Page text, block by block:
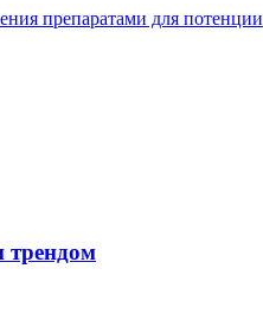
препаратами для потенции
трендом